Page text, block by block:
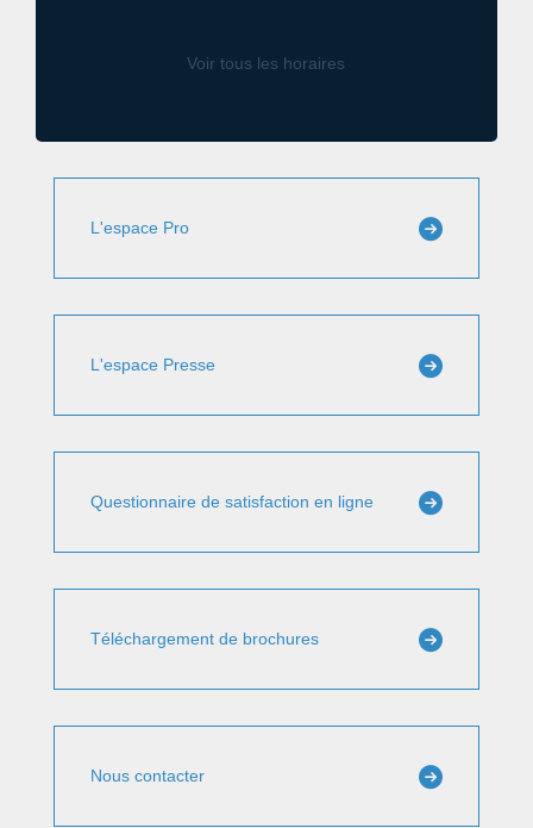
Voir tous les horaires
L'espace Pro
L'espace Presse
Questionnaire de satisfaction en ligne
Téléchargement de brochures
Nous contacter